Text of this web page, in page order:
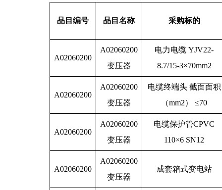
品目编号 品目名称 采购标的
A02060200
A02060200
变压器
电力电缆 YJV22-
8.7/15-3×70mm2
A02060200
A02060200
变压器
电缆终端头 截面面积
（mm2） ≤70
A02060200
A02060200
变压器
电缆保护管CPVC
110×6 SN12
A02060200
A02060200
变压器
成套箱式变电站